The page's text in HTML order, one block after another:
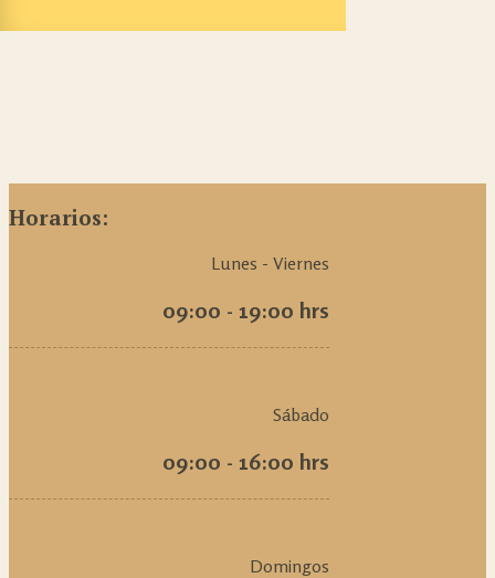
Horarios:
Lunes - Viernes
09:00 - 19:00 hrs
Sábado
09:00 - 16:00 hrs
Domingos